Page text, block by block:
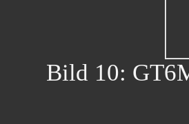
Bild 10: